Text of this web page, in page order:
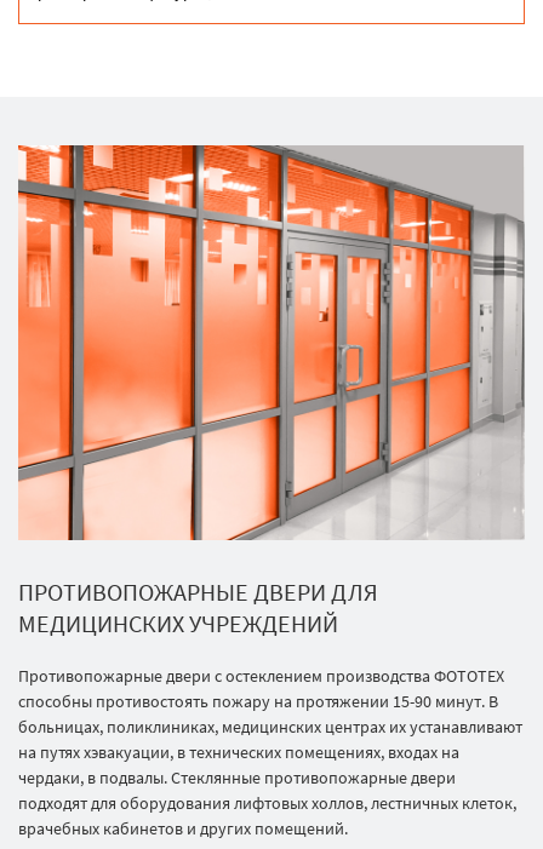
ПРОТИВОПОЖАРНЫЕ ДВЕРИ ДЛЯ
МЕДИЦИНСКИХ УЧРЕЖДЕНИЙ
Противопожарные двери с остеклением производства ФОТОТЕХ
способны противостоять пожару на протяжении 15-90 минут. В
больницах, поликлиниках, медицинcких центрах их устанавливают
на путях хэвакуации, в технических помещениях, входах на
чердаки, в подвалы. Стеклянные противопожарные двери
подходят для оборудования лифтовых холлов, лестничных клеток,
врачебных кабинетов и других помещений.